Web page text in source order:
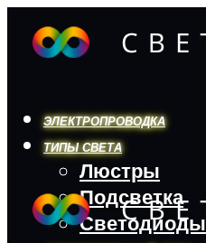
ЭЛЕКТРОПРОВОДКА
ТИПЫ СВЕТА
Люстры
Подсветка
Светодиоды